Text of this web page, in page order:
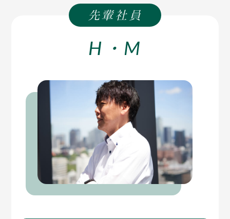
先輩社員
H・M